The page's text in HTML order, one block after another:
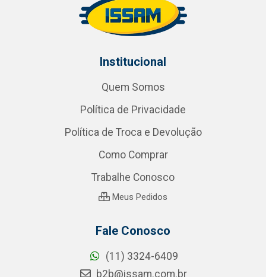
Institucional
Quem Somos
Política de Privacidade
Política de Troca e Devolução
Como Comprar
Trabalhe Conosco
Meus Pedidos
Fale Conosco
(11) 3324-6409
b2b@issam.com.br